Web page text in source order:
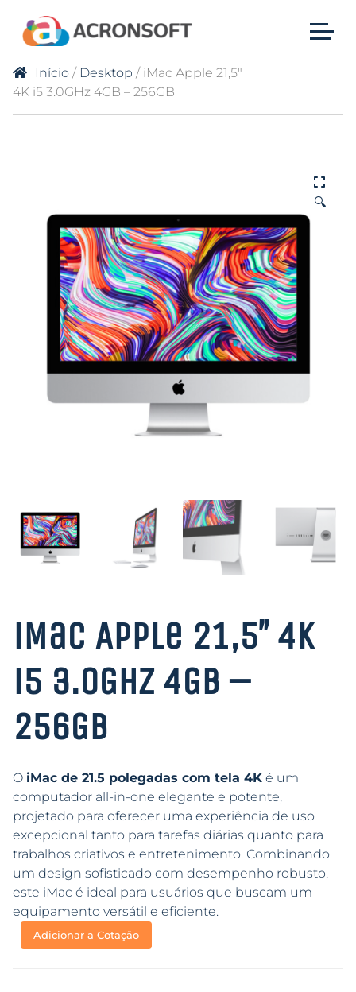
Início / Desktop / iMac Apple 21,5″
4K i5 3.0GHz 4GB – 256GB
🔍
iMac Apple 21,5″ 4K
i5 3.0GHz 4GB –
256GB
O iMac de 21.5 polegadas com tela 4K é um
computador all-in-one elegante e potente,
projetado para oferecer uma experiência de uso
excepcional tanto para tarefas diárias quanto para
trabalhos criativos e entretenimento. Combinando
um design sofisticado com desempenho robusto,
este iMac é ideal para usuários que buscam um
equipamento versátil e eficiente.
Adicionar a Cotação